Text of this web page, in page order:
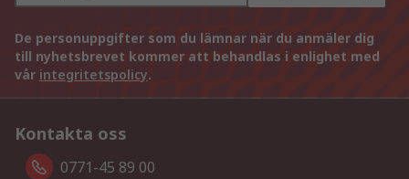
De personuppgifter som du lämnar när du anmäler dig
till nyhetsbrevet kommer att behandlas i enlighet med
vår integritetspolicy.
Kontakta oss
0771-45 89 00